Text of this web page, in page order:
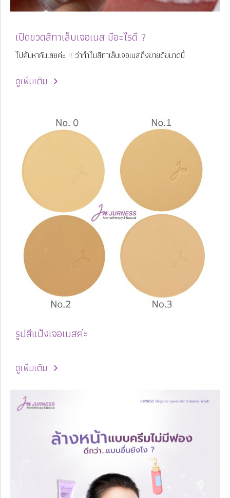
เปิดขวดสีทาเล็บเจอเนส มีอะไรดี ?
ไปค้นหากันเลยค่ะ !! ว่าทำไมสีทาเล็บเจอเนสถึงขายดีขนาดนี้
ดูเพิ่มเติม
รูปสีแป้งเจอเนสค่ะ
ดูเพิ่มเติม